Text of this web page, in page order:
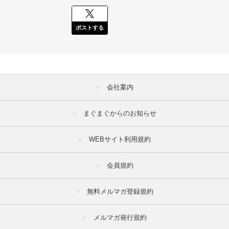
ポストする
会社案内
まぐまぐからのお知らせ
WEBサイト利用規約
会員規約
無料メルマガ登録規約
メルマガ発行規約